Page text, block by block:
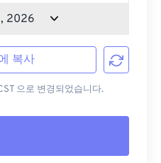
복사
으로 변경되었습니다.